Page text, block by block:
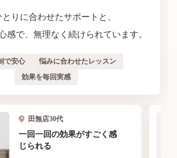
りに合わせたサポートと、
感で、無理なく続けられています。
で安心
悩みに合わせたレッスン
効果を毎回実感
田無店30代
一回一回の効果がすごく感
じられる